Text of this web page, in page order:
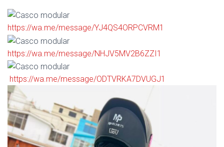
https://wa.me/message/YJ4QS4ORPCVRM1
https://wa.me/message/NHJV5MV2B6ZZI1
https://wa.me/message/ODTVRKA7DVUGJ1